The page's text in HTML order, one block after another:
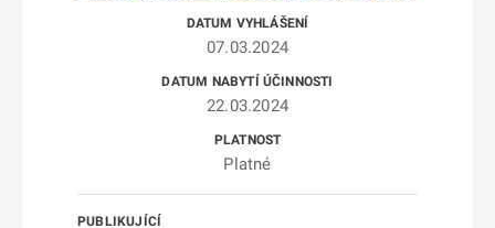
07.03.2024
22.03.2024
Platné